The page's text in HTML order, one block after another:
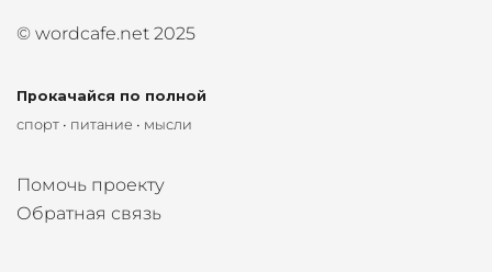
© wordcafe.net 2025
Прокачайся по полной
спорт • питание • мысли
Помочь проекту
Обратная связь